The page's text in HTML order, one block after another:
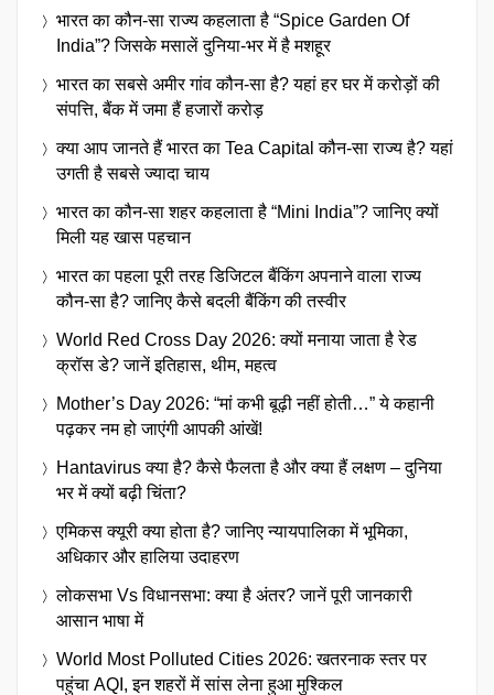
भारत का कौन-सा राज्य कहलाता है “Spice Garden Of
India”? जिसके मसालें दुनिया-भर में है मशहूर
भारत का सबसे अमीर गांव कौन-सा है? यहां हर घर में करोड़ों की
संपत्ति, बैंक में जमा हैं हजारों करोड़
क्या आप जानते हैं भारत का Tea Capital कौन-सा राज्य है? यहां
उगती है सबसे ज्यादा चाय
भारत का कौन-सा शहर कहलाता है “Mini India”? जानिए क्यों
मिली यह खास पहचान
भारत का पहला पूरी तरह डिजिटल बैंकिंग अपनाने वाला राज्य
कौन-सा है? जानिए कैसे बदली बैंकिंग की तस्वीर
World Red Cross Day 2026: क्यों मनाया जाता है रेड
क्रॉस डे? जानें इतिहास, थीम, महत्व
Mother’s Day 2026: “मां कभी बूढ़ी नहीं होती…” ये कहानी
पढ़कर नम हो जाएंगी आपकी आंखें!
Hantavirus क्या है? कैसे फैलता है और क्या हैं लक्षण – दुनिया
भर में क्यों बढ़ी चिंता?
एमिकस क्यूरी क्या होता है? जानिए न्यायपालिका में भूमिका,
अधिकार और हालिया उदाहरण
लोकसभा Vs विधानसभा: क्या है अंतर? जानें पूरी जानकारी
आसान भाषा में
World Most Polluted Cities 2026: खतरनाक स्तर पर
पहुंचा AQI, इन शहरों में सांस लेना हुआ मुश्किल